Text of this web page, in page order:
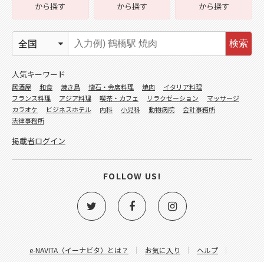
e-NAVITA（イーナビタ）とは？ お気に入り
ヘルプ
から探す
から探す
から探す
検索
人気キーワード
居酒屋 和食 焼き鳥 懐石・会席料理 焼肉
イタリア料理
フランス料理
アジア料理 喫茶・カフェ リラクゼーション
マッサージ
カラオケ
ビジネスホテル 内科 小児科 動物病院
会計事務所
法律事務所
掲載者ログイン
FOLLOW US!